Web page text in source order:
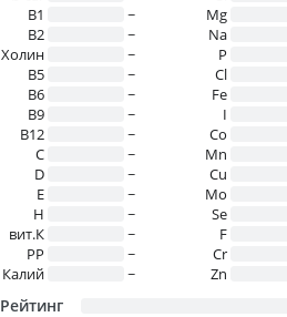
В1
~
B2
~
Холин
~
B5
~
B6
~
B9
~
B12
~
C
~
D
~
E
~
H
~
вит.К
~
PP
~
Калий
~
Mg
Na
P
Cl
Fe
I
Co
Mn
Cu
Mo
Se
F
Cr
Zn
Рейтинг